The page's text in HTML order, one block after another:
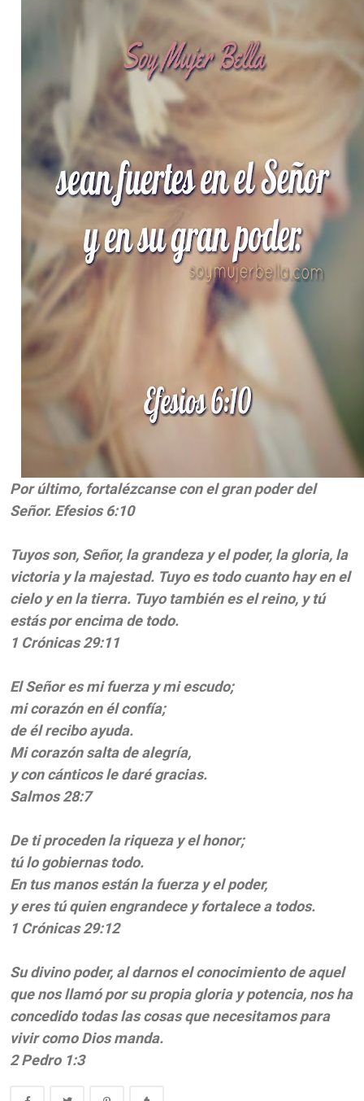
Por último, fortalézcanse con el gran poder del
Señor. Efesios 6:10
Tuyos son, Señor, la grandeza y el poder, la gloria, la
victoria y la majestad. Tuyo es todo cuanto hay en el
cielo y en la tierra. Tuyo también es el reino, y tú
estás por encima de todo.
1 Crónicas 29:11
El Señor es mi fuerza y mi escudo;
mi corazón en él confía;
de él recibo ayuda.
Mi corazón salta de alegría,
y con cánticos le daré gracias.
Salmos 28:7
De ti proceden la riqueza y el honor;
tú lo gobiernas todo.
En tus manos están la fuerza y el poder,
y eres tú quien engrandece y fortalece a todos.
1 Crónicas 29:12
Su divino poder, al darnos el conocimiento de aquel
que nos llamó por su propia gloria y potencia, nos ha
concedido todas las cosas que necesitamos para
vivir como Dios manda.
2 Pedro 1:3